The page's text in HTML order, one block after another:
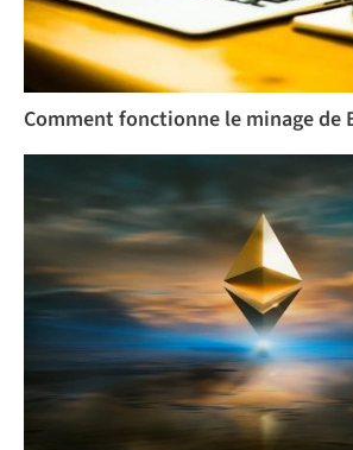
Comment fonctionne le minage de